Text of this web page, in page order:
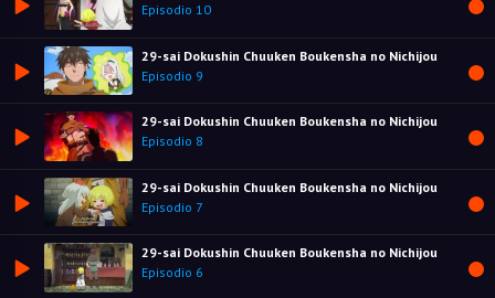
Episodio 10
29-sai Dokushin Chuuken Boukensha no Nichijou
Episodio 9
29-sai Dokushin Chuuken Boukensha no Nichijou
Episodio 8
29-sai Dokushin Chuuken Boukensha no Nichijou
Episodio 7
29-sai Dokushin Chuuken Boukensha no Nichijou
Episodio 6